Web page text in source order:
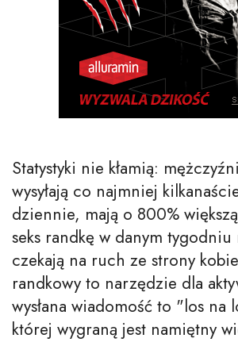
Statystyki nie kłamią:
wysyłają co najmniej
dziennie, mają o 800%
seks randkę w danym
czekają na ruch ze strony
randkowy to narzędzie dla
wysłana wiadomość to "los na
której wygraną jest namiętny